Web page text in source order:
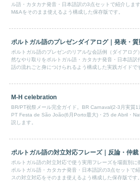
ル語・カタカナ発音・日本語訳の3点セットで紹介しま
M&Aをそのまま使えるよう構成した保存版です。
ポルトガル語のプレゼンダイアログ｜発表・質
ポルトガル語のプレゼンのリアルな会話例（ダイアログ
然なやり取りをポルトガル語・カタカナ発音・日本語
話の流れごと身につけられるよう構成した実践ガイドで
M-H celebration
BR/PT祝祭メール完全ガイド。BR Carnaval(2-3月実質
PT Festa de São João(6月Porto最大)・25 de Abril・
説します。
ポルトガル語の対立対応フレーズ｜反論・仲
ポルトガル語の対立対応で使う実用フレーズを場面別に
ポルトガル語・カタカナ発音・日本語訳の3点セットで
スの対立対応をそのまま使えるよう構成した保存版です。